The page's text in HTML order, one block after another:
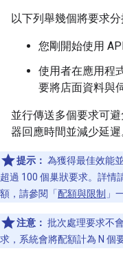
以下列舉幾個將要求分
您剛開始使用
使用者在應用程
要將店面資料與
並行傳送多個要求可
器回應時間並減少延遲
提示： 為獲得最佳效能
超過 100 個巢狀要求。詳情
額，請參閱「 配額與限制 」
注意： 批次處理要求不
求，系統會將配額計為 N 個